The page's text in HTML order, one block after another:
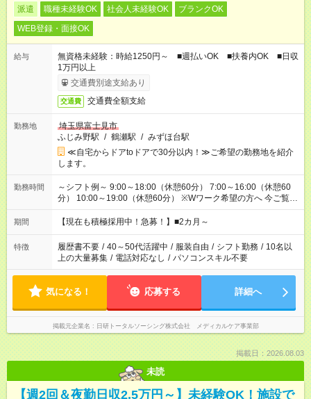
派遣 職種未経験OK 社会人未経験OK
ブランクOK
WEB登録・面接OK
給与
無資格未経験：時給1250円～ ■週払いOK ■扶養内OK ■日収
1万円以上
交通費別途支給あり
交通費 交通費全額支給
勤務地
埼玉県富士見市
ふじみ野駅 / 鶴瀬駅 / みずほ台駅
≪自宅からドアtoドアで30分以内！≫ご希望の勤務地を紹介
します。
勤務時間
～シフト例～ 9:00～18:00（休憩60分） 7:00～16:00（休憩60
分） 10:00～19:00（休憩60分） ※Wワーク希望の方へ 今ご覧の
お仕事で希望する勤務時間と、もう1つのお仕事の勤務時間の合
計が 週40時間を超えなければOKです。
期間 【現在も積極採用中！急募！】■2カ月～
特徴 履歴書不要 / 40～50代活躍中 / 服装自由 / シフト勤務 / 10名以
上の大量募集 / 電話対応なし / パソコンスキル不要
気になる！ 応募する 詳細へ
掲載元企業名 日研トータルソーシング株式会社 メディカルケア事業部
掲載日：2026.08.03
未読
【週2回＆夜勤日収2.5万円～】未経験OK！施設で